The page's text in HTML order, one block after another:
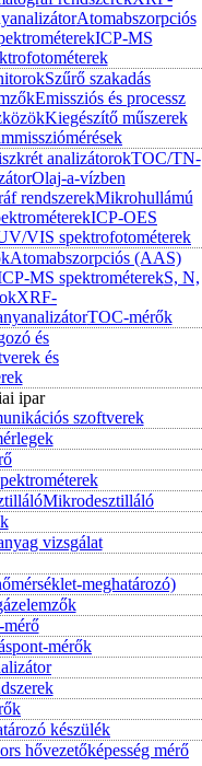
Atomabszorpciós
ICP-MS
Szűrő szakadás
Emissziós és processz
Kiegészítő műszerek
analizátorokTOC/TN-
Olaj-a-vízben
rendszerekMikrohullámú
ICP-OES
VIS spektrofotométerek
Atomabszorpciós (AAS)
MS spektrométerekS, N,
XRF-
TOC-mérők
és
és
ipar
szoftverek
Mikrodesztilláló
vizsgálat
meghatározó)
mérők
készülék
hővezetőképesség mérő